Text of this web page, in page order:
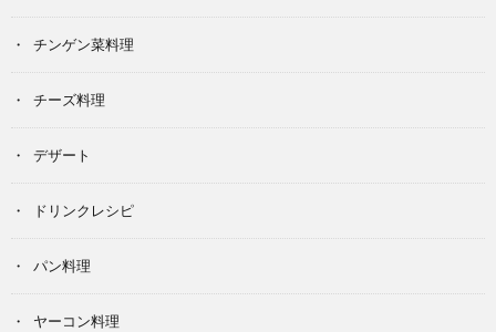
チンゲン菜料理
チーズ料理
デザート
ドリンクレシピ
パン料理
ヤーコン料理